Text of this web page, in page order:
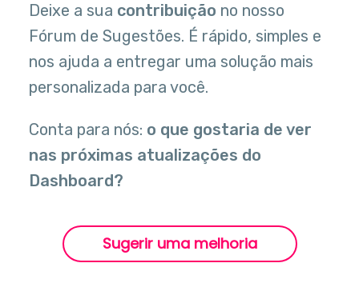
Deixe a sua contribuição no nosso
Fórum de Sugestões. É rápido, simples e
nos ajuda a entregar uma solução mais
personalizada para você.
Conta para nós: o que gostaria de ver
nas próximas atualizações do
Dashboard?
Sugerir uma melhoria